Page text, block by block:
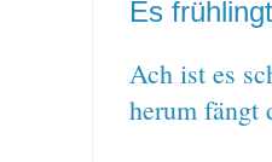
Es
Ach ist es
herum fängt